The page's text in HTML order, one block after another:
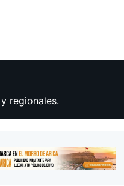
regionales.